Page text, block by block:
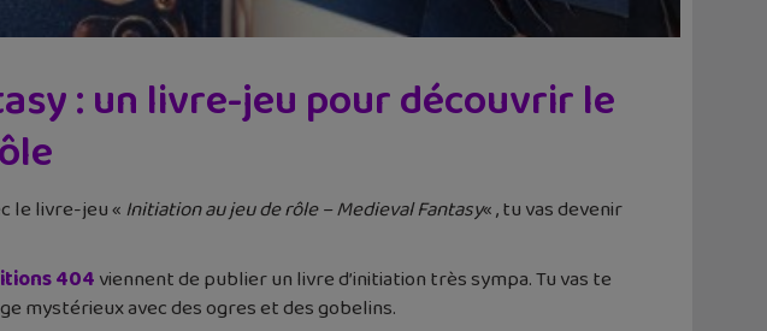
: un livre-jeu pour découvrir le
le livre-jeu «Initiation au jeu de rôle – Medieval Fantasy« , tu vas devenir
404viennent de publier un livre d’initiation très sympa. Tu vas te
mystérieux avec des ogres et des gobelins.